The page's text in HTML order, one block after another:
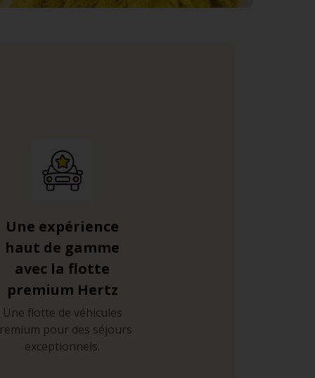
Une expérience
haut de gamme
avec la flotte
premium Hertz
Une flotte de véhicules
pour des séjours
exceptionnels.